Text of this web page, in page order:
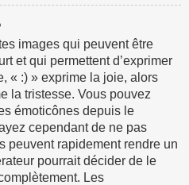
images qui peuvent être
et qui permettent d’exprimer
« :) » exprime la joie, alors
la tristesse. Vous pouvez
émoticônes depuis le
cependant de ne pas
peuvent rapidement rendre un
pourrait décider de le
Les